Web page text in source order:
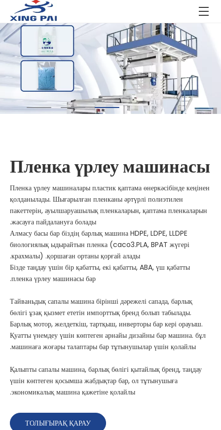
Инновация, сапа, қызмет көрсету – сенімге
негізделген.
Пластмасса және орауыш машиналарын өндіруге
Пленка үрлеу машинасы
Пленка үрлеу машиналары пластик қаптама өнеркәсібінде кеңінен
қолданылады. Шығарылған пленканы әртүрлі полиэтилен
пакеттерін, ауылшаруашылық пленкаларын, қаптама пленкаларын
жасауға пайдалануға болады.
Алмасу басы бар біздің барлық машина HDPE, LDPE, LLDPE
биологиялық ыдырайтын пленка (caco3.PLA, BPAT жүгері
крахмалы) .қоршаған ортаны қорғай алады.
Бізде таңдау үшін бір қабатты, екі қабатты, ABA, үш қабатты
пленка үрлеу машинасы бар.
Тайваньдық сапалы машина бірінші дәрежелі сапада, барлық
бөлігі ұзақ қызмет ететін импорттық бренд болып табылады.
Барлық мотор, желдеткіш, тартқыш, инверторы бар кері орауыш.
Қуатты үнемдеу үшін көптеген арнайы дизайны бар машина. бұл
машинаға жоғары талаптары бар тұтынушылар үшін қолайлы.
Қалыпты сапалы машина, барлық бөлігі қытайлық бренд, таңдау
үшін көптеген қосымша жабдықтар бар, ол тұтынушыға
экономикалық машина қажетіне қолайлы.
ТОЛЫҒЫРАҚ ҚАРАУ